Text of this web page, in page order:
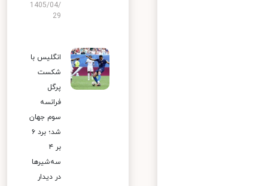
1405/04/
29
انگلیس با
شکست
پرگل
فرانسه
سوم جهان
شد؛ برد ۶
بر ۴
سه‌شیرها
در دیدار